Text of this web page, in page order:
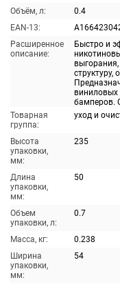
Объём, л:
0.4
EAN-13:
Расширенное
описание:
Быстро и
структуру,
виниловых
бамперов.
Товарная
группа:
уход и
Высота
упаковки,
мм:
235
Длина
упаковки,
мм:
50
Объем
упаковки, л:
0.7
Масса, кг:
0.238
Ширина
упаковки,
мм:
54